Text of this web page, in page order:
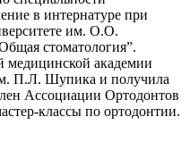
в интернатуре при
им. О.О.
стоматология”.
медицинской академии
П.Л. Шупика и получила
Ассоциации Ортодонтов
классы по ортодонтии.